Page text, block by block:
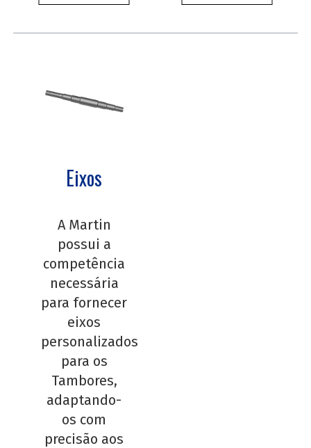
Eixos
A Martin
possui a
competência
necessária
para fornecer
eixos
personalizados
para os
Tambores,
adaptando-
os com
precisão aos